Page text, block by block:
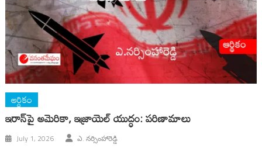
ఆర్థికం
ఇరాన్‌పై అమెరికా, ఇజ్రాయెల్ యుద్ధం: పరిణామాలు
July 1, 2026 ఎ. నర్సింహారెడ్డి